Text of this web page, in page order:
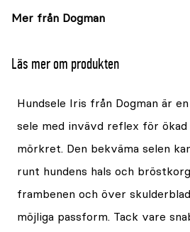
Mer från Dogman
Läs mer om produkten
Hundsele Iris från Dogman är
sele med invävd reflex för
mörkret. Den bekväma selen
runt hundens hals och
frambenen och över
möjliga passform. Tack vare